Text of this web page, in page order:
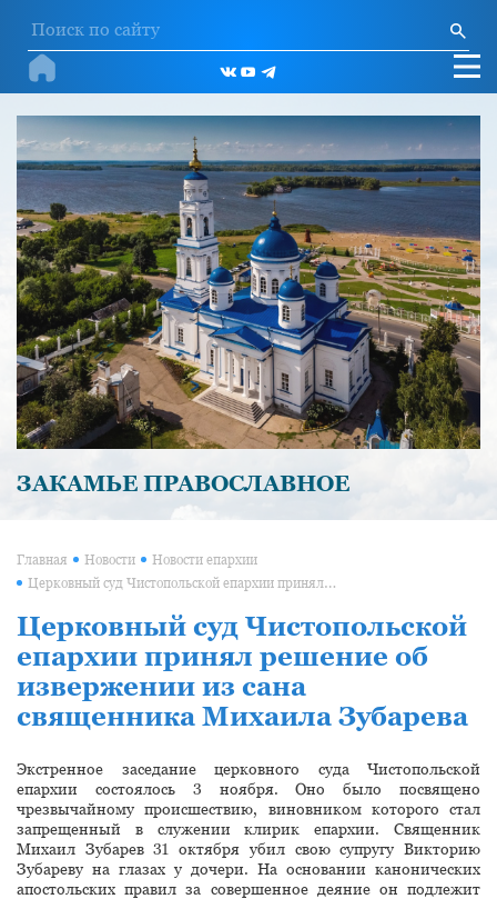
ЗАКАМЬЕ ПРАВОСЛАВНОЕ
Главная Новости Новости епархии
Церковный суд Чистопольской епархии принял решение об извержении из сана священника Михаила Зубарева
Церковный суд Чистопольской
епархии принял решение об
извержении из сана
священника Михаила Зубарева
Экстренное заседание церковного суда Чистопольской
епархии состоялось 3 ноября. Оно было посвящено
чрезвычайному происшествию, виновником которого стал
запрещенный в служении клирик епархии. Священник
Михаил Зубарев 31 октября убил свою супругу Викторию
Зубареву на глазах у дочери. На основании канонических
апостольских правил за совершенное деяние он подлежит